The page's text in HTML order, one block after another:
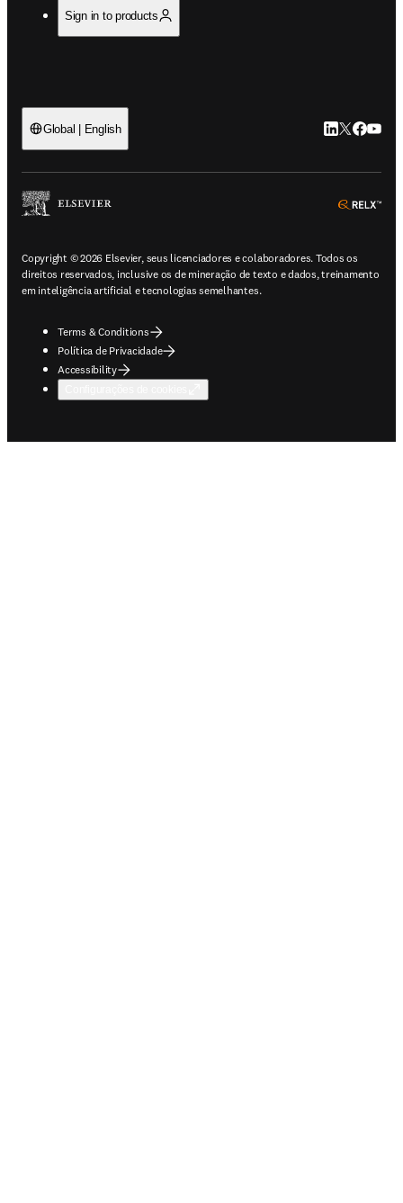
Sign in to products
Global | English LinkedIn abre
Twitter
Copyright © 2026 Elsevier, seus licenciadores e colaboradores. Todos os
direitos reservados, inclusive os de mineração de texto e dados, treinamento
em inteligência artificial e tecnologias semelhantes.
Terms & Conditions
Política de Privacidade
Accessibility